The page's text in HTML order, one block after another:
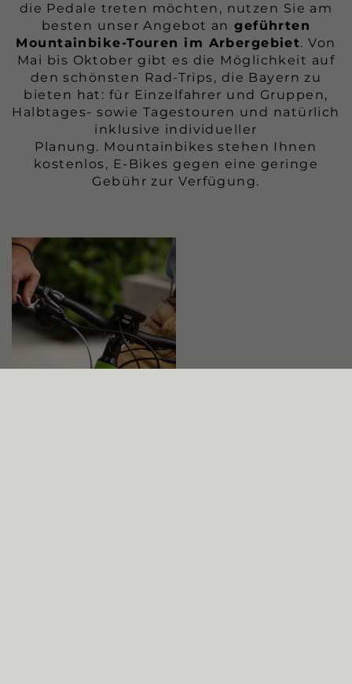
die Pedale treten möchten, nutzen Sie am
besten unser Angebot an geführten
Mountainbike-Touren im Arbergebiet. Von
Mai bis Oktober gibt es die Möglichkeit auf
den schönsten Rad-Trips, die Bayern zu
bieten hat: für Einzelfahrer und Gruppen,
Halbtages- sowie Tagestouren und natürlich
inklusive individueller
Planung. Mountainbikes stehen Ihnen
kostenlos, E-Bikes gegen eine geringe
Gebühr zur Verfügung.